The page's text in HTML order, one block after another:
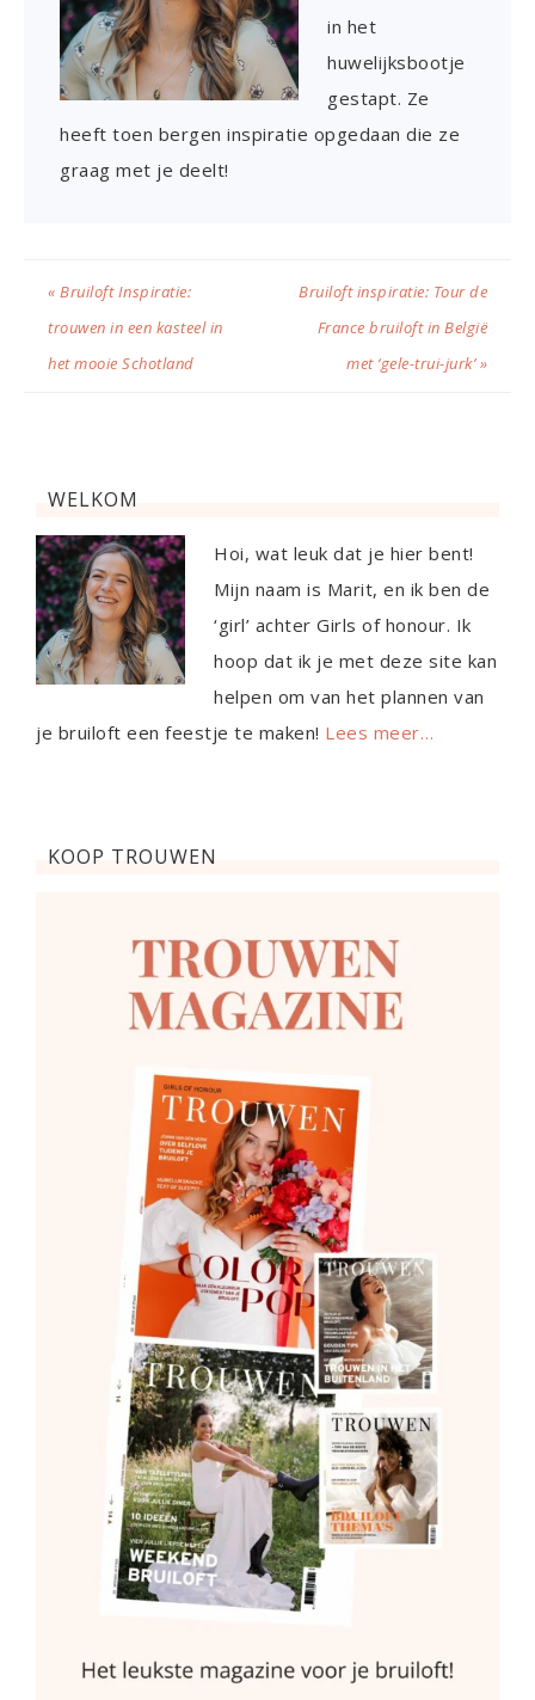
in het
huwelijksbootje
gestapt. Ze
heeft toen bergen inspiratie opgedaan die ze
graag met je deelt!
« Bruiloft Inspiratie:
trouwen in een kasteel in
het mooie Schotland
Bruiloft inspiratie: Tour de
France bruiloft in België
met ‘gele-trui-jurk’ »
WELKOM
Hoi, wat leuk dat je hier bent!
Mijn naam is Marit, en ik ben de
‘girl’ achter Girls of honour. Ik
hoop dat ik je met deze site kan
helpen om van het plannen van
je bruiloft een feestje te maken! Lees meer…
KOOP TROUWEN